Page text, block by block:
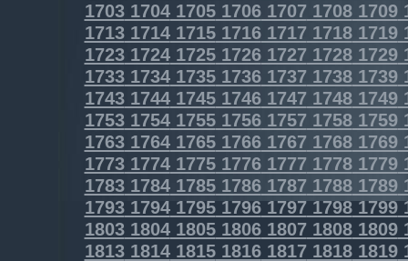
17031704170517061707 17081709
17131714171517161717 17181719
17231724172517261727 17281729
17331734173517361737 17381739
17431744174517461747 17481749
17531754175517561757 17581759
17631764176517661767 17681769
17731774177517761777 17781779
17831784178517861787 17881789
1793179417951796179717981799
1803180418051806180718081809
1813181418151816181718181819